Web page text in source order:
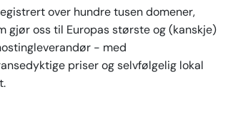
over hundre tusen domener,
gjør oss til Europas største og (kanskje)
- med
priser og selvfølgelig lokal